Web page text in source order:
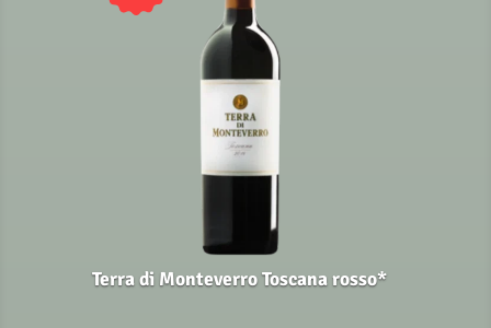
Terra di Monteverro Toscana rosso*